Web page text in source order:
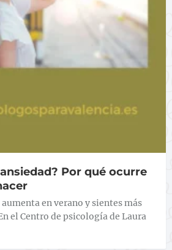
Por qué ocurre
en verano y sientes más
el Centro de psicología de Laura